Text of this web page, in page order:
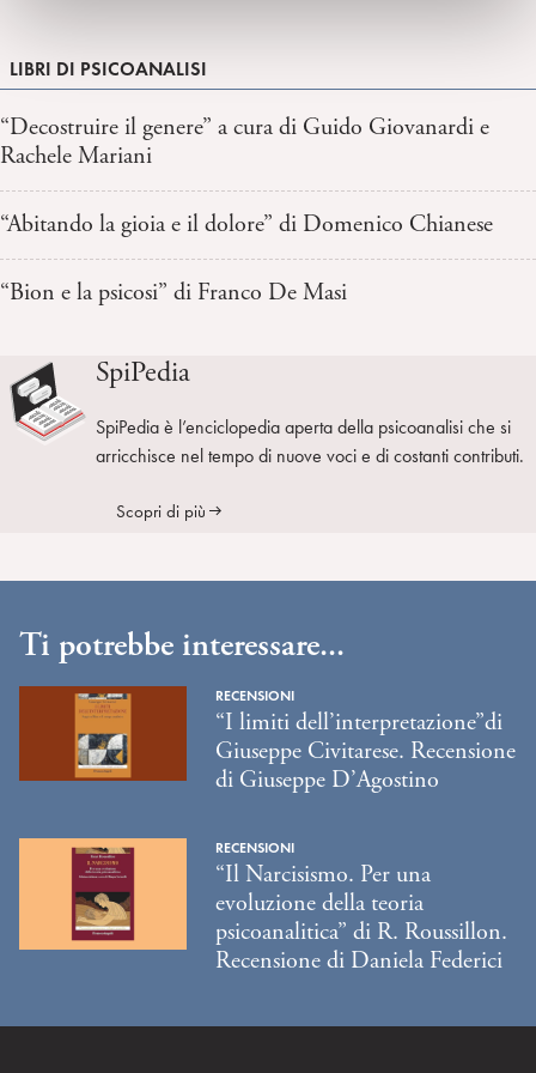
LIBRI DI PSICOANALISI
“Decostruire il genere” a cura di Guido Giovanardi e
Rachele Mariani
“Abitando la gioia e il dolore” di Domenico Chianese
“Bion e la psicosi” di Franco De Masi
SpiPedia
SpiPedia è l’enciclopedia aperta della psicoanalisi che si
arricchisce nel tempo di nuove voci e di costanti contributi.
Scopri di più
Ti potrebbe interessare...
RECENSIONI
“I limiti dell’interpretazione”di
Giuseppe Civitarese. Recensione
di Giuseppe D’Agostino
RECENSIONI
“Il Narcisismo. Per una
evoluzione della teoria
psicoanalitica” di R. Roussillon.
Recensione di Daniela Federici